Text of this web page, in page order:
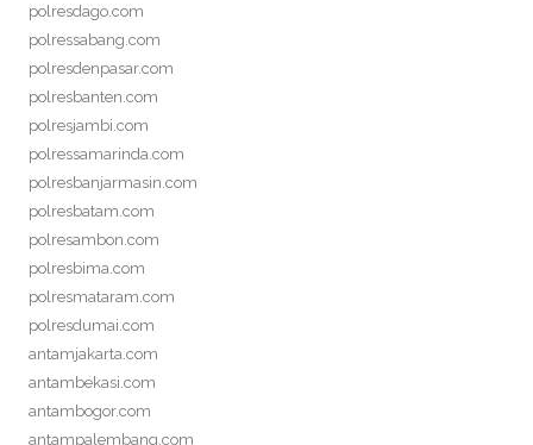
polresdago.com
polressabang.com
polresdenpasar.com
polresbanten.com
polresjambi.com
polressamarinda.com
polresbanjarmasin.com
polresbatam.com
polresambon.com
polresbima.com
polresmataram.com
polresdumai.com
antamjakarta.com
antambekasi.com
antambogor.com
antampalembang.com